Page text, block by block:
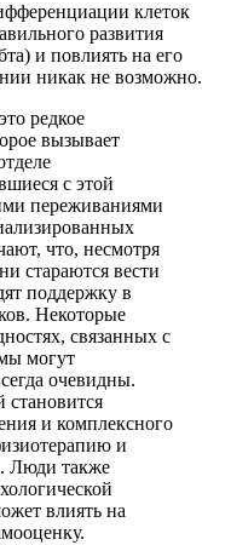
клеток
развития
и повлиять на его
никак не возможно.
редкое
вызывает
с этой
переживаниями
что, несмотря
стараются вести
поддержку в
Некоторые
связанных с
могут
очевидны.
и комплексного
и
Люди также
влиять на